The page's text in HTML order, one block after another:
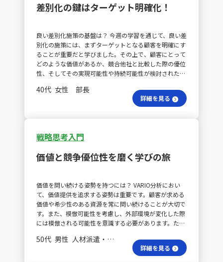
特定し、実行までの計画を立てることが必要です。 チー
す。洗い出した資源を活用した施策が従来のターゲット
に適応するものかどうかを再度検証します。他社の分析
事例を参考にすることで、資源の洗い出しの精度を向上
させることができます。 学んだ内容を実務にどう活か
す？ 学んだ内容を具体例とともに実務にどう活かすか
を考える習慣を持ちましょう。引き続き、努力を続けて
ください。
差別化の鍵はターゲット明確化！
良い差別化施策の基盤は？ 今週の学習を通じて、良い差
別化の施策には、まずターゲットとなる顧客を明確にす
ることが重要だと学びました。その上で、顧客にとって
どのような価値があるか、競合他社と比較した際の優位
性、そしてその実現可能性や持続可能性が検討されたも
ぱな打ち手を考えがちでしたが、ターゲット顧客の明確
化から始めることで、戦略に一貫性を持たせることの重
ット顧客を明確にすることが差別化の基盤であることを
実践が価値を高めるためのブレイクスルーとなるでしょ
な価値を提供していくべきかを考えてきました。特にカ
スタマーサポートやカスタマーサクセスにおいて、その
領域でどう差別化された強みを活かせるのかが大きな課
題です。この点に関しても、今回学んだ視点や手順に沿
って、特にVRIO分析を用いて強みを整理し、ターゲット
顧客を明確にすることで、より広い視野で戦略を考えた
いと思います。 新サービスのアイデア生成手順 まず
は、自社のサービスや事業における強みをVRIO分析で
40代 女性 部長
詳細を見る
戦略思考入門
価値と競争優位性を磨く学びの旅
価値を問い続ける姿勢を持つには？ VARIO分析におい
て、価値提供を追求する姿勢は重要です。顧客が求める
価値や希少性のある資源を常に問い続けることが大切で
す。また、模倣可能性を考慮し、外部環境が変化した際
には模倣される可能性を意識する必要があります。ただ
かという視点も持つべきです。 ポーターの戦略がもたら
す実践的ヒントとは？ ポーターのコストプライシング
50代 男性 人材派遣・人材紹介 会長／社長
詳細を見る